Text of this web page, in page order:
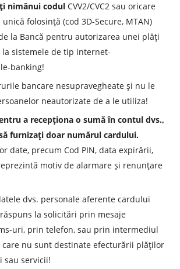
ipotecare
nimănui codul CVV2/CVC2 sau oricare
folosinţă (cod 3D-Secure, MTAN)
la Bancă pentru autorizarea unei plăți
la sistemele de tip internet-
banking!
bancare nesupravegheate și nu le
neautorizate de a le utiliza!
a recepționa o sumă în contul dvs.,
furnizați doar numărul cardului.
date, precum Cod PIN, data expirării,
reprezintă motiv de alarmare și renunțare
dvs. personale aferente cardului
la solicitări prin mesaje
uri, prin telefon, sau prin intermediul
care nu sunt destinate efecturării plăților
sau servicii!